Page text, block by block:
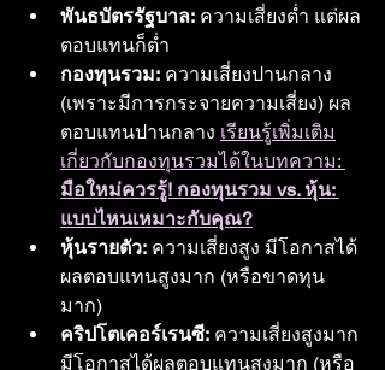
พันธบัตรรัฐบาล: ความเสี่ยงต่ำ แต่ผล
ตอบแทนก็ต่ำ
กองทุนรวม: ความเสี่ยงปานกลาง
(เพราะมีการกระจายความเสี่ยง) ผล
ตอบแทนปานกลาง เรียนรู้เพิ่มเติม
เกี่ยวกับกองทุนรวมได้ในบทความ:
มือใหม่ควรรู้! กองทุนรวม vs. หุ้น:
แบบไหนเหมาะกับคุณ?
หุ้นรายตัว: ความเสี่ยงสูง มีโอกาสได้
ผลตอบแทนสูงมาก (หรือขาดทุน
มาก)
คริปโตเคอร์เรนซี: ความเสี่ยงสูงมาก
มีโอกาสได้ผลตอบแทนสูงมาก (หรือ